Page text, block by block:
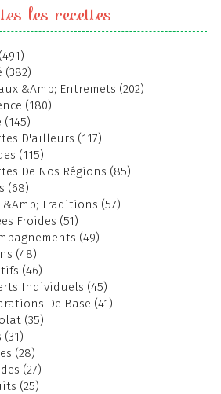
les recettes
(382)
&Amp; Entremets (202)
(180)
D'ailleurs (117)
(115)
De Nos Régions (85)
(68)
&Amp; Traditions (57)
Froides (51)
(49)
(48)
(46)
Individuels (45)
De Base (41)
(35)
(31)
(28)
(27)
(25)